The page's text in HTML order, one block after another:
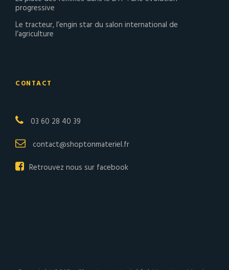
progressive
Le tracteur, l’engin star du salon international de
l’agriculture
CONTACT
03 60 28 40 39
contact@shoptonmateriel.fr
Retrouvez nous sur facebook